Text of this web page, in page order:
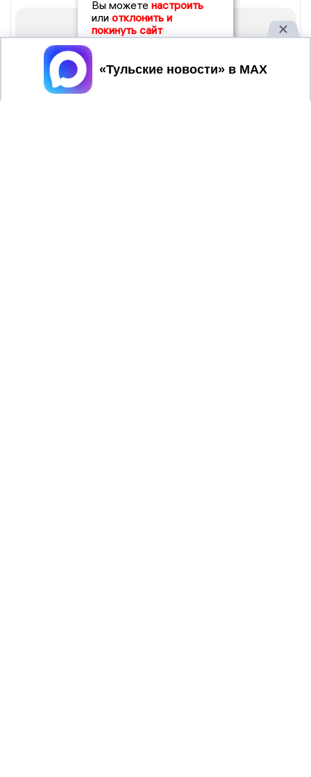
Вы можете настроить
или отклонить и
покинуть сайт
Принять